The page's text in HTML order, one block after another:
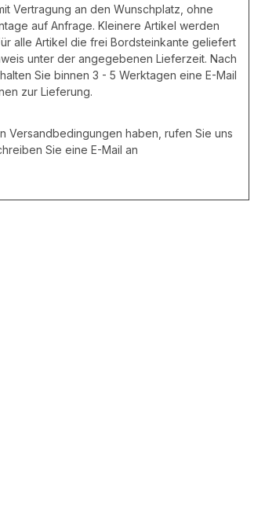
Vertragung an den Wunschplatz, ohne
auf Anfrage. Kleinere Artikel werden
alle Artikel die frei Bordsteinkante geliefert
unter der angegebenen Lieferzeit. Nach
Sie binnen 3 - 5 Werktagen eine E-Mail
zur Lieferung.
Versandbedingungen haben, rufen Sie uns
Sie eine E-Mail an